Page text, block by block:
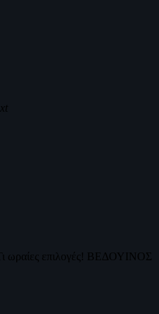
ωραίες επιλογές! ΒΕΔΟΥΙΝΟΣ